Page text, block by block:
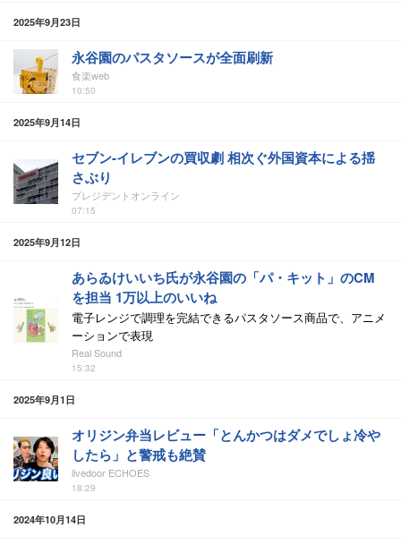
2025年9月23日
永谷園のパスタソースが全面刷新
食楽web
10:50
2025年9月14日
セブン-イレブンの買収劇 相次ぐ外国資本による揺
さぶり
プレジデントオンライン
07:15
2025年9月12日
あらゐけいいち氏が永谷園の「パ・キット」のCM
を担当 1万以上のいいね
電子レンジで調理を完結できるパスタソース商品で、アニメ
ーションで表現
Real Sound
15:32
2025年9月1日
オリジン弁当レビュー「とんかつはダメでしょ冷や
したら」と警戒も絶賛
livedoor ECHOES
18:29
2024年10月14日